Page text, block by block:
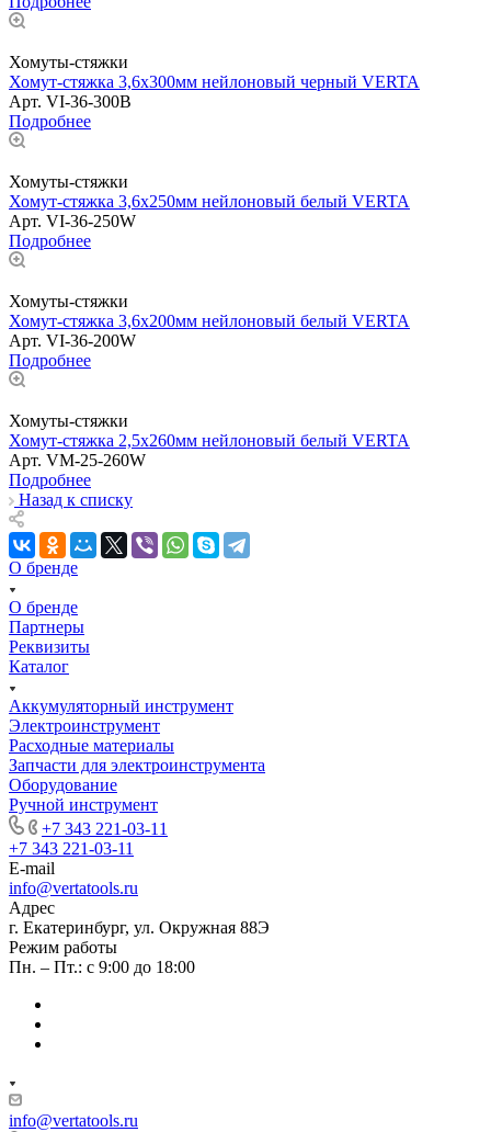
Хомуты-стяжки
Хомут-стяжка 3,6х300мм нейлоновый черный VERTA
Арт. VI-36-300B
Подробнее
Хомуты-стяжки
Хомут-стяжка 3,6х250мм нейлоновый белый VERTA
Арт. VI-36-250W
Подробнее
Хомуты-стяжки
Хомут-стяжка 3,6х200мм нейлоновый белый VERTA
Арт. VI-36-200W
Подробнее
Хомуты-стяжки
Хомут-стяжка 2,5х260мм нейлоновый белый VERTA
Арт. VM-25-260W
Подробнее
Назад к списку
О бренде
О бренде
Партнеры
Реквизиты
Каталог
Аккумуляторный инструмент
Электроинструмент
Расходные материалы
Запчасти для электроинструмента
Оборудование
Ручной инструмент
+7 343 221-03-11
+7 343 221-03-11
E-mail
info@vertatools.ru
Адрес
г. Екатеринбург, ул. Окружная 88Э
Режим работы
Пн. – Пт.: с 9:00 до 18:00
info@vertatools.ru